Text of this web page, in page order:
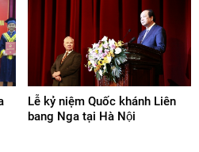
Lễ kỷ niệm Quốc khánh Liên
bang Nga tại Hà Nội